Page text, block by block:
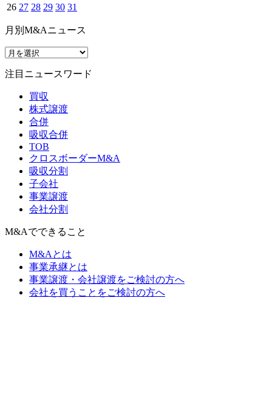
26 27 28 29 30 31
月別M&Aニュース
注目ニュースワード
買収
株式譲渡
合併
吸収合併
TOB
クロスボーダーM&A
吸収分割
子会社
事業譲渡
会社分割
M&Aでできること
M&Aとは
事業承継とは
事業譲渡・会社譲渡をご検討の方へ
会社を買うことをご検討の方へ